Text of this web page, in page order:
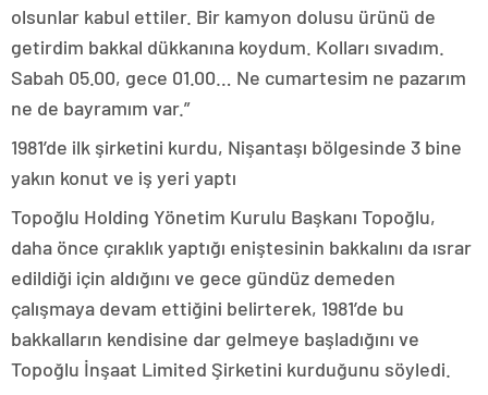
olsunlar kabul ettiler. Bir kamyon dolusu ürünü de
getirdim bakkal dükkanına koydum. Kolları sıvadım.
Sabah 05.00, gece 01.00… Ne cumartesim ne pazarım
ne de bayramım var.”
1981’de ilk şirketini kurdu, Nişantaşı bölgesinde 3 bine
yakın konut ve iş yeri yaptı
Topoğlu Holding Yönetim Kurulu Başkanı Topoğlu,
daha önce çıraklık yaptığı eniştesinin bakkalını da ısrar
edildiği için aldığını ve gece gündüz demeden
çalışmaya devam ettiğini belirterek, 1981’de bu
bakkalların kendisine dar gelmeye başladığını ve
Topoğlu İnşaat Limited Şirketini kurduğunu söyledi.